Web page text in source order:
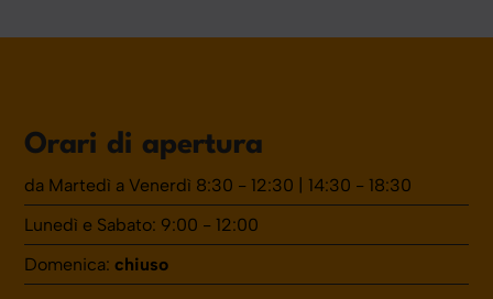
Orari di apertura
da Martedì a Venerdì 8:30 - 12:30 | 14:30 - 18:30
Lunedì e Sabato: 9:00 - 12:00
Domenica:chiuso